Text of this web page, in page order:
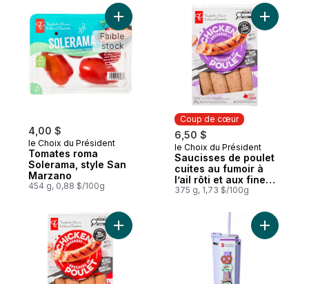
4,00 $
le Choix du Président
Tomates roma
Solerama, style San
Marzano
454 g, 0,88 $/100g
Ajouter Tomates roma Solerama, style
Faible
stock
Coup de cœur
6,50 $
Coup de cœur
le Choix du Président
Saucisses de poulet
cuites au fumoir à
l’ail rôti et aux fines
herbes
375 g, 1,73 $/100g
Ajouter
Ajouter